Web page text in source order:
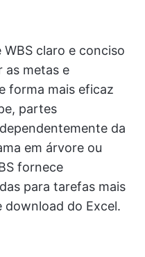
claro e conciso
as metas e
forma mais eficaz
partes
da
em árvore ou
fornece
para tarefas mais
download do Excel.